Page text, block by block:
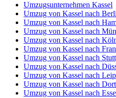
Umzugsunternehmen Kassel
Umzug von Kassel nach
Umzug von Kassel nach
Umzug von Kassel nach
Umzug von Kassel nach
Umzug von Kassel nach
Umzug von Kassel nach
Umzug von Kassel nach
Umzug von Kassel nach
Umzug von Kassel nach
Umzug von Kassel nach